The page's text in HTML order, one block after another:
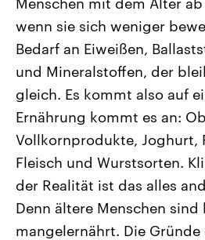
Landtagswahl Sachsen-Anhalt
Alle Informationen
Sachsen-Anhalt wählt am 6.
September 2026 einen neuen
Landtag. Seit 2021 wird das
Bundesland von einer Koalition aus
CDU, SPD und FDP regiert.-
Umfragen, Prognosen,
Wahlprogramme, aktuelle Berichte
und Kandidaten der anstehenden
Audio-Archiv
wenn sie sich weniger
Bedarf an Eiweißen,
und Mineralstoffen, der
gleich. Es kommt also auf
Ernährung kommt es an:
Vollkornprodukte, Joghurt,
Fleisch und Wurstsorten.
der Realität ist das alles
Denn ältere Menschen sind
mangelernährt. Die